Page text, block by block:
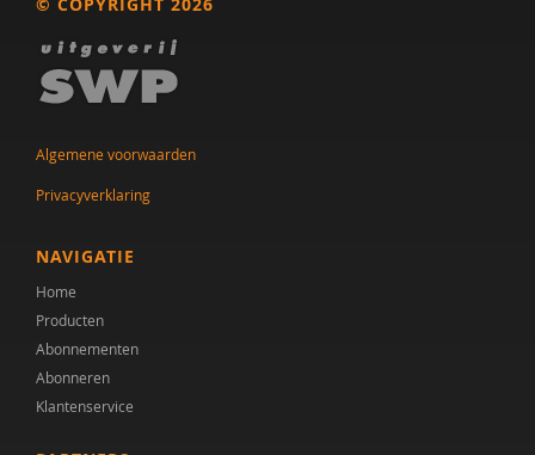
Algemene voorwaarden
Privacyverklaring
NAVIGATIE
Home
Producten
Abonnementen
Abonneren
Klantenservice